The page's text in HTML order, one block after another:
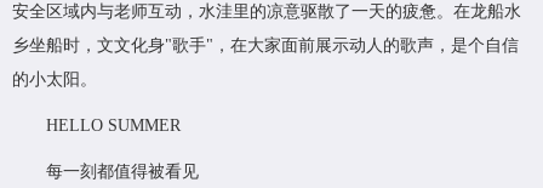
安全区域内与老师互动，水洼里的凉意驱散了一天的疲惫。在龙船水
乡坐船时，文文化身"歌手"，在大家面前展示动人的歌声，是个自信
的小太阳。
HELLO SUMMER
每一刻都值得被看见